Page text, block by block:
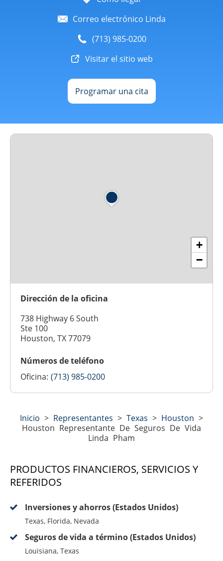
Correo electrónico Linda
(713) 985-0200
Visitar el sitio web
Programar una cita
+
−
Dirección de la oficina
738 Highway 6 South
Ste 100
Houston, TX 77079
Números de teléfono
Oficina: (713) 985-0200
Inicio > Representantes > Texas > Houston >
Houston Representante De Seguros De Vida
Linda Pham
PRODUCTOS FINANCIEROS, SERVICIOS Y
REFERIDOS
Inversiones y ahorros (Estados Unidos)
Texas, Florida, Nevada
Seguros de vida a término (Estados Unidos)
Louisiana, Texas